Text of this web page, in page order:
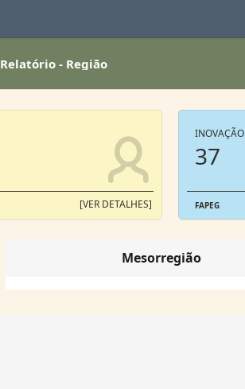
Relatório - Região
[VER DETALHES]
INOVAÇÃO
37
FAPEG
Mesorregião